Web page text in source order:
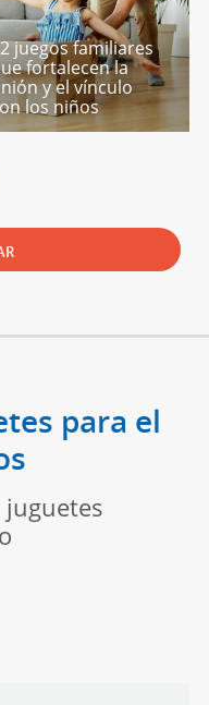
juegos familiares
fortalecen la
y el vínculo
los niños
para el
juguetes